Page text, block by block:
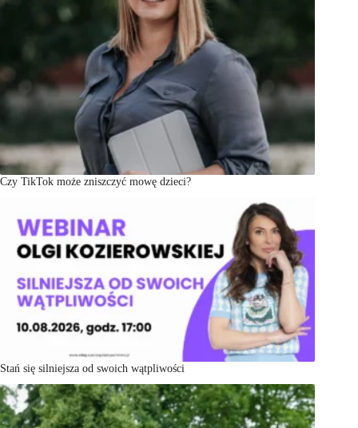
Czy TikTok może zniszczyć mowę dzieci?
Stań się silniejsza od swoich wątpliwości